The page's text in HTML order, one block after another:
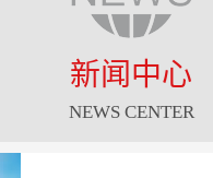
新闻中心
NEWS CENTER